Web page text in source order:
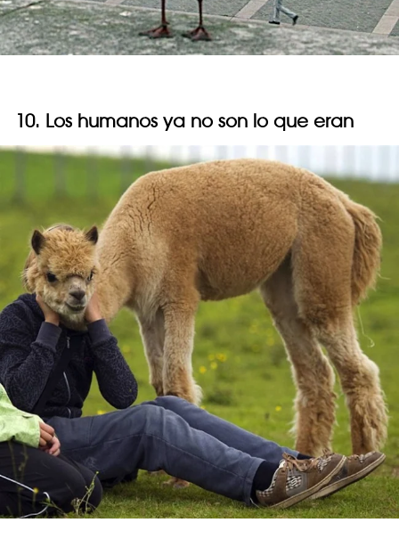
10. Los humanos ya no son lo que eran